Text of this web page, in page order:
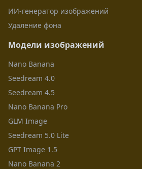
ИИ-генератор изображений
Удаление фона
Модели изображений
Nano Banana
Seedream 4.0
Seedream 4.5
Nano Banana Pro
GLM Image
Seedream 5.0 Lite
GPT Image 1.5
Nano Banana 2